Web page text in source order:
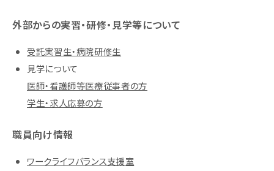
外部からの実習・研修・見学等について
受託実習生・病院研修生
見学について
医師・看護師等医療従事者の方
学生・求人応募の方
職員向け情報
ワークライフバランス支援室